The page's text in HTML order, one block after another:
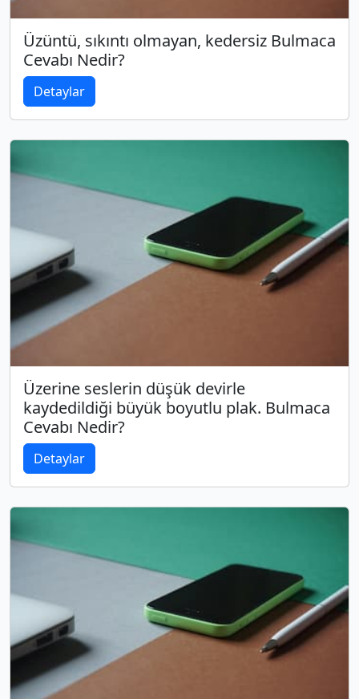
Üzüntü, sıkıntı olmayan, kedersiz Bulmaca
Cevabı Nedir?
Detaylar
Üzerine seslerin düşük devirle
kaydedildiği büyük boyutlu plak. Bulmaca
Cevabı Nedir?
Detaylar